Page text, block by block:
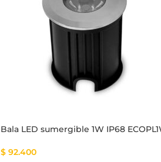
Bala LED sumergible 1W IP68
$ 92.400